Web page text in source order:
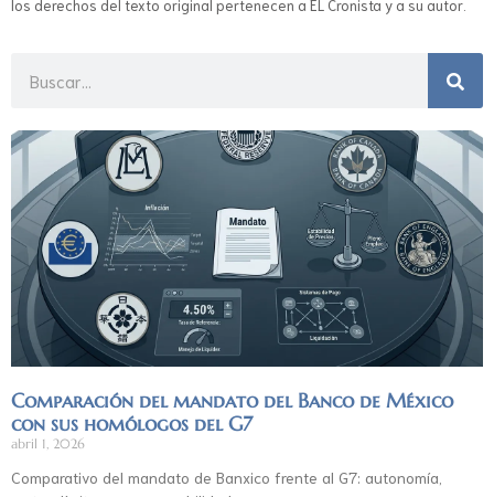
los derechos del texto original pertenecen a EL Cronista y a su autor.
Comparación del mandato del Banco de México
con sus homólogos del G7
abril 1, 2026
Comparativo del mandato de Banxico frente al G7: autonomía,